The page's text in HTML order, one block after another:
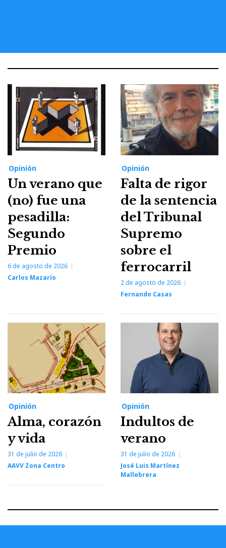
Opinión
Un verano que
(no) fue una
pesadilla:
Segundo
Premio
6 de agosto de 2026
Carlos Mazarío
Opinión
Falta de rigor
de la sentencia
del Tribunal
Supremo
sobre el
ferrocarril
2 de agosto de 2026
Fernando Casas
Opinión
Alma, corazón
y vida
31 de julio de 2026
AAVV Zona Centro
Opinión
Indultos de
verano
31 de julio de 2026
José Luis Martínez
Mallebrera